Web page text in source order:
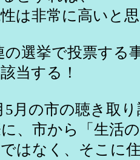
は非常に高いと
選挙で投票する
当する！
月の市の聴き取り
、市から「生活
はなく、そこに